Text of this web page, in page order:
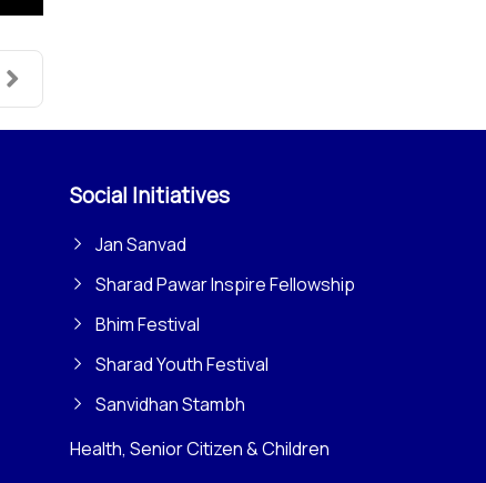
Social Initiatives
Jan Sanvad
Sharad Pawar Inspire Fellowship
Bhim Festival
Sharad Youth Festival
Sanvidhan Stambh
Health, Senior Citizen & Children